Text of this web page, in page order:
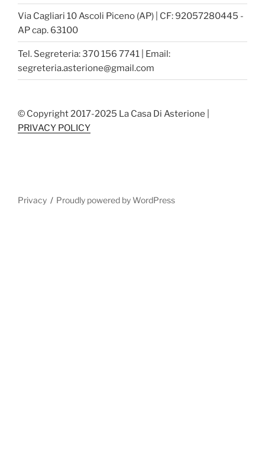
Via Cagliari 10 Ascoli Piceno (AP) | CF: 92057280445 -
AP cap. 63100
Tel. Segreteria: 370 156 7741 | Email:
segreteria.asterione@gmail.com
© Copyright 2017-2025 La Casa Di Asterione |
PRIVACY POLICY
Privacy Proudly powered by WordPress